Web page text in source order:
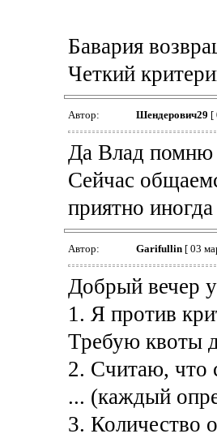
Бавария
Четкий
Автор: Шендерович29 [
Да Влад помню
Сейчас
приятно
Автор: Garifullin[ 03
Добрый вечер
1. Я против
Требую квоты
2. Считаю, что
... (каждый
3. Количество